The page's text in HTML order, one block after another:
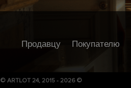
Продавцу Покупателю
© ARTLOT 24, 2015 - 2026 ©